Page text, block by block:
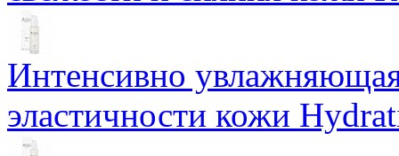
Интенсивно
эластичности кожи